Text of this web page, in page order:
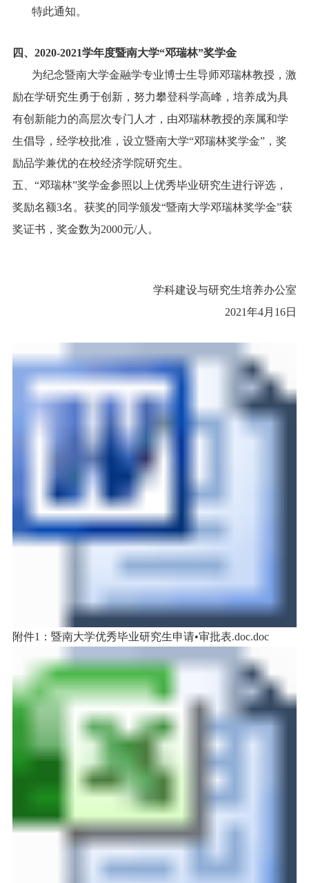
特此通知。
四、 2020-2021学年度暨南大学“邓瑞林”奖学金
为纪念暨南大学金融学专业博士生导师邓瑞林教授，激
励在学研究生勇于创新，努力攀登科学高峰，培养成为具
有创新能力的高层次专门人才，由邓瑞林教授的亲属和学
生倡导，经学校批准，设立暨南大学“邓瑞林奖学金”，奖
励品学兼优的在校经济学院研究生。
五、“邓瑞林”奖学金参照以上优秀毕业研究生进行评选，
奖励名额3名。获奖的同学颁发“暨南大学邓瑞林奖学金”获
奖证书，奖金数为2000元/人。
学科建设与研究生培养办公室
2021年4月 16日
附件1：暨南大学优秀毕业研究生申请•审批表.doc.doc